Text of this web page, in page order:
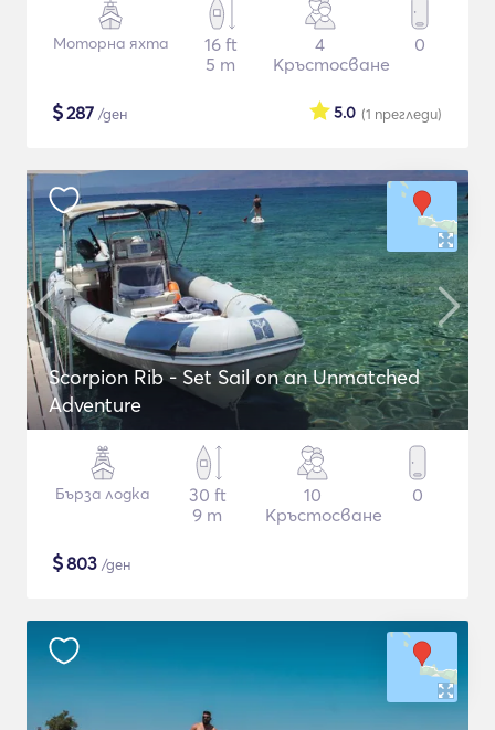
Моторна яхта
16 ft
5 m
4
Кръстосване
0
$287 /ден (1 прегледи)
5.0
Scorpion Rib - Set Sail on an Unmatched
Adventure
Бърза лодка
30 ft
9 m
10
Кръстосване
0
$803 /ден